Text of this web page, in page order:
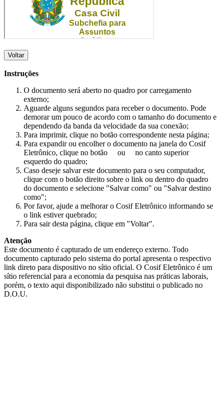
Voltar
Instruções
O documento será aberto no quadro por carregamento
externo;
Aguarde alguns segundos para receber o documento. Pode
demorar um pouco de acordo com o tamanho do documento e
dependendo da banda da velocidade da sua conexão;
Para imprimir, clique no botão correspondente nesta página;
Para expandir ou encolher o documento na janela do Cosif
Eletrônico, clique no botão
ou
no canto superior
esquerdo do quadro;
Caso deseje salvar este documento para o seu computador,
clique com o botão direito sobre o link ou dentro do quadro
do documento e selecione "Salvar como" ou "Salvar destino
como";
Por favor, ajude a melhorar o Cosif Eletrônico informando se
o link estiver quebrado;
Para sair desta página, clique em "Voltar".
Atenção
Este documento é capturado de um endereço externo. Todo
documento capturado pelo sistema do portal apresenta o respectivo
link direto para dispositivo no sítio oficial. O Cosif Eletrônico é um
sítio referencial para a economia da pesquisa nas práticas laborais,
porém, o texto aqui disponibilizado não substitui o publicado no
D.O.U.